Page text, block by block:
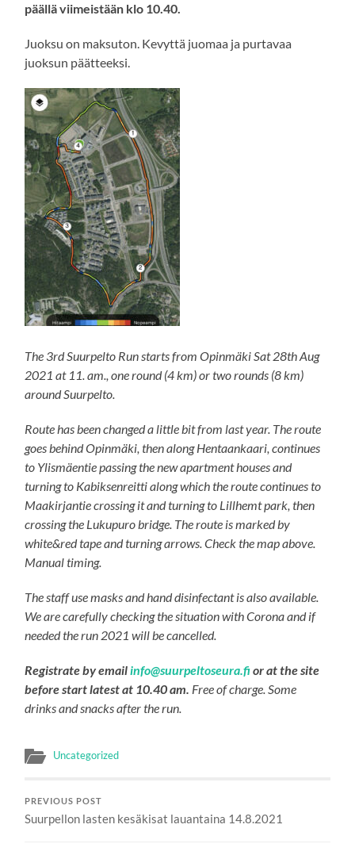
päällä viimeistään klo 10.40.
Juoksu on maksuton. Kevyttä juomaa ja purtavaa
juoksun päätteeksi.
The 3rd Suurpelto Run starts from Opinmäki Sat 28th Aug
2021 at 11. am., one round (4 km) or two rounds (8 km)
around Suurpelto.
Route has been changed a little bit from last year. The route
goes behind Opinmäki, then along Hentaankaari, continues
to Ylismäentie passing the new apartment houses and
turning to Kabiksenreitti along which the route continues to
Maakirjantie crossing it and turning to Lillhemt park, then
crossing the Lukupuro bridge. The route is marked by
white&red tape and turning arrows. Check the map above.
Manual timing.
The staff use masks and hand disinfectant is also available.
We are carefully checking the situation with Corona and if
needed the run 2021 will be cancelled.
Registrate by emailinfo@suurpeltoseura.fior at the site
before start latest at 10.40 am. Free of charge. Some
drinks and snacks after the run.
Uncategorized
PREVIOUS POST
Suurpellon lasten kesäkisat lauantaina 14.8.2021